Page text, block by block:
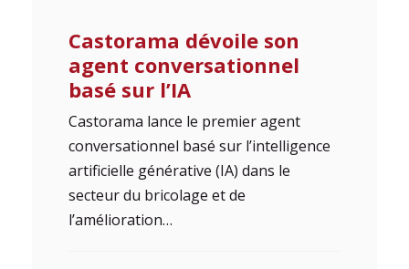
Castorama dévoile son
agent conversationnel
basé sur l’IA
Castorama lance le premier agent
conversationnel basé sur l’intelligence
artificielle générative (IA) dans le
secteur du bricolage et de
l’amélioration…